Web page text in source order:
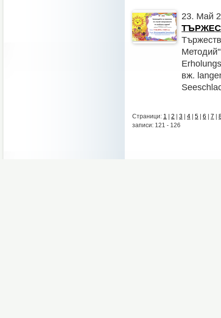
23. Май
вж.
Страници: 1 2 3 4 5 6 7
записи: 121 - 126